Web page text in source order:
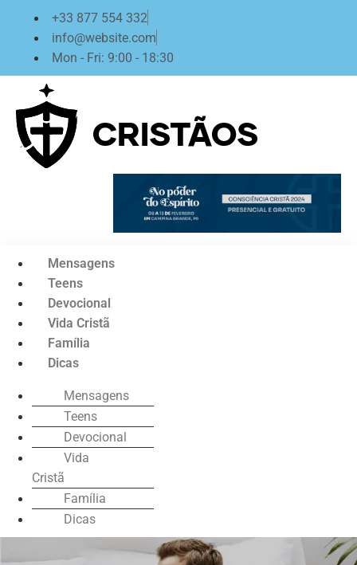
conteúdo
+33 877 554 332
info@website.com
Mon - Fri: 9:00 - 18:30
Mensagens
Teens
Devocional
Vida Cristã
Família
Dicas
Mensagens
Teens
Devocional
Vida
Cristã
Família
Dicas